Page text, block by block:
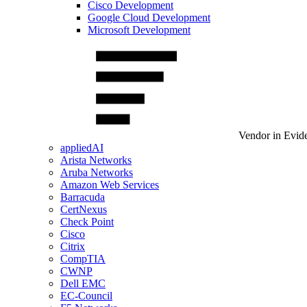
Cisco Development
Google Cloud Development
Microsoft Development
Vendor in
appliedAI
Arista Networks
Aruba Networks
Amazon Web Services
Barracuda
CertNexus
Check Point
Cisco
Citrix
CompTIA
CWNP
Dell EMC
EC-Council